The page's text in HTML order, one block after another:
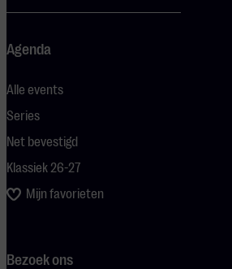
Agenda
Alle events
Series
Net bevestigd
Klassiek 26-27
Mijn favorieten
Bezoek ons